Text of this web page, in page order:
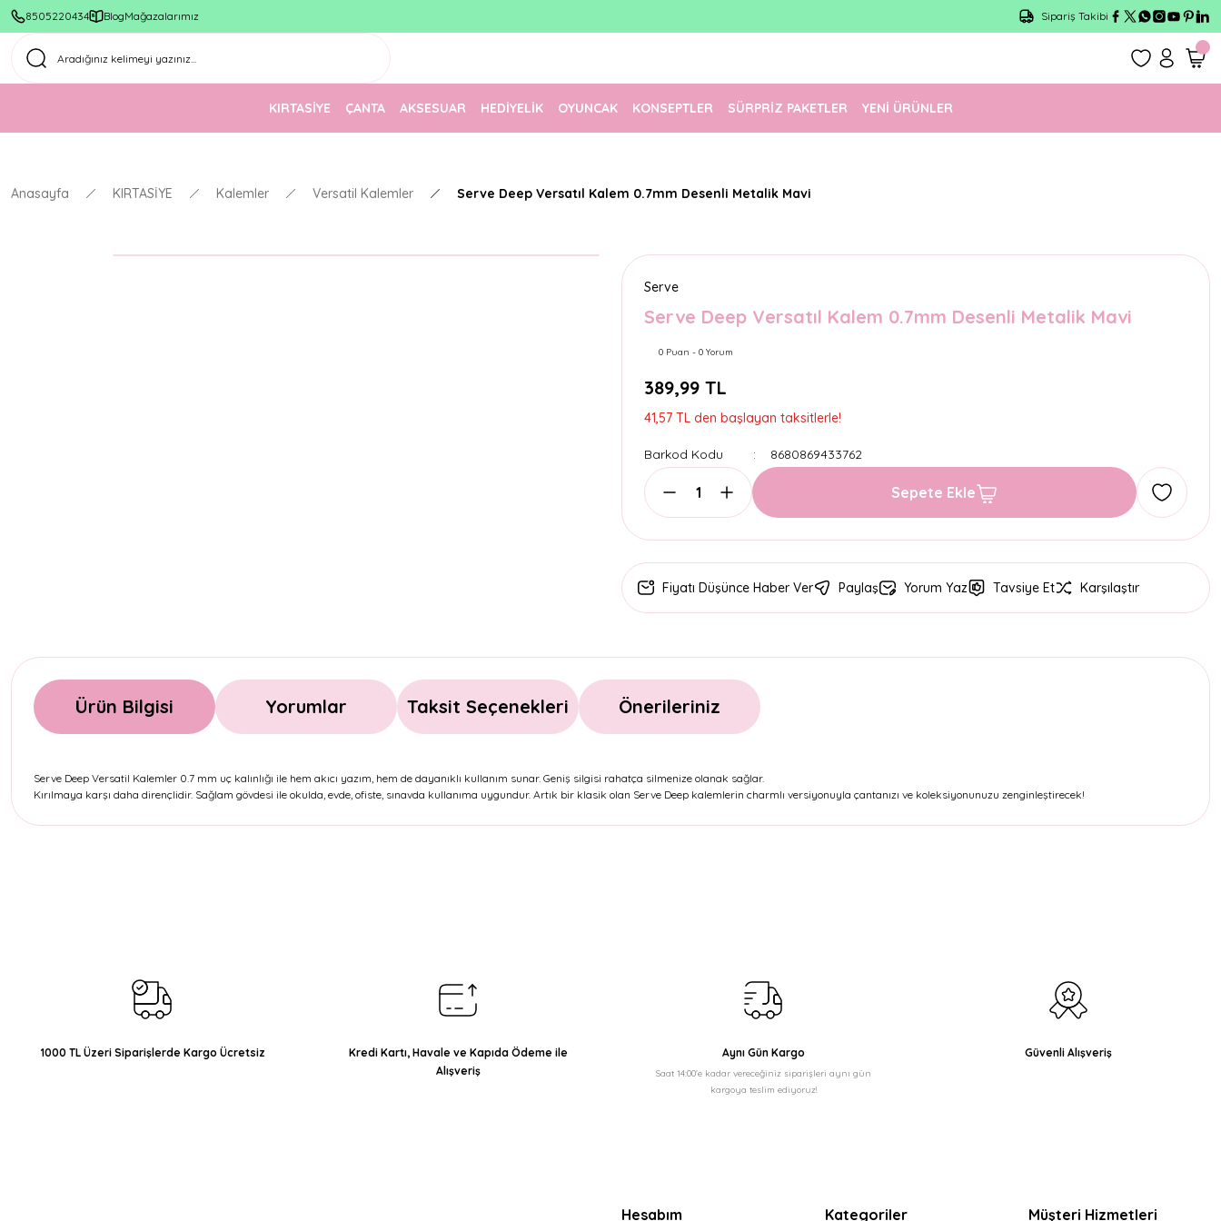
8505220434 BlogMağazalarımız
1500 TL Üzeri Ücretsiz Kargo
Sipariş Takibi
KIRTASİYE ÇANTA AKSESUAR HEDİYELİK OYUNCAK KONSEPTLER SÜRPRİZ PAKETLER YENİ ÜRÜNLER
Anasayfa KIRTASİYE Kalemler Versatil Kalemler Serve Deep Versatıl Kalem 0.7mm Desenli Metalik Mavi
Serve
Serve Deep Versatıl Kalem 0.7mm Desenli Metalik Mavi
0 Puan - 0 Yorum
389,99 TL
41,57 TL den başlayan taksitlerle!
Barkod Kodu 8680869433762
Sepete Ekle
Fiyatı Düşünce Haber Ver Paylaş Yorum Yaz Tavsiye Et Karşılaştır
Ürün Bilgisi Yorumlar Taksit Seçenekleri Önerileriniz
Serve Deep Versatil Kalemler 0.7 mm uç kalınlığı ile hem akıcı yazım, hem de dayanıklı kullanım sunar. Geniş silgisi rahatça silmenize olanak sağlar.
Kırılmaya karşı daha dirençlidir. Sağlam gövdesi ile okulda, evde, ofiste, sınavda kullanıma uygundur. Artık bir klasik olan Serve Deep kalemlerin charmlı versiyonuyla çantanızı ve koleksiyonunuzu zenginleştirecek!
Ürün fiyatı diğer sitelerden daha pahalı.
Bu ürüne benzer farklı alternatifler olmalı.
1000 TL Üzeri Siparişlerde Kargo Ücretsiz
Kredi Kartı, Havale ve Kapıda Ödeme ile
Alışveriş
Aynı Gün Kargo
Saat 14:00'e kadar vereceğiniz siparişleri aynı gün
kargoya teslim ediyoruz!
Güvenli Alışveriş
Hesabım Kategoriler Müşteri Hizmetleri